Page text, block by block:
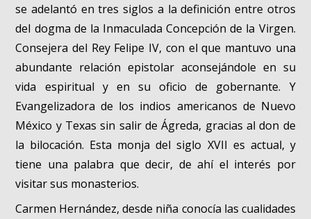
se adelantó en tres siglos a la definición entre otros
del dogma de la Inmaculada Concepción de la Virgen.
Consejera del Rey Felipe IV, con el que mantuvo una
abundante relación epistolar aconsejándole en su
vida espiritual y en su oficio de gobernante. Y
Evangelizadora de los indios americanos de Nuevo
México y Texas sin salir de Ágreda, gracias al don de
la bilocación. Esta monja del siglo XVII es actual, y
tiene una palabra que decir, de ahí el interés por
visitar sus monasterios.
Carmen Hernández, desde niña conocía las cualidades